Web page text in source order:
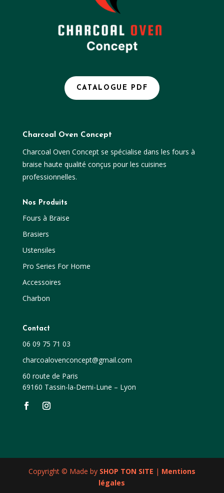
CATALOGUE PDF
Charcoal Oven Concept
Charcoal Oven Concept se spécialise dans les fours à
braise haute qualité conçus pour les cuisines
professionnelles.
Nos Produits
Fours à Braise
Brasiers
Ustensiles
Pro Series For Home
Accessoires
Charbon
Contact
06 09 75 71 03
charcoalovenconcept@gmail.com
60 route de Paris
69160 Tassin-la-Demi-Lune – Lyon
Copyright © Made by SHOP TON SITE | Mentions
légales